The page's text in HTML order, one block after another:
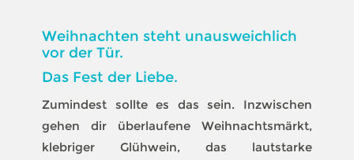
Weihnachten steht unausweichlich
vor der Tür.
Das Fest der Liebe.
Zumindest sollte es das sein. Inzwischen
gehen dir überlaufene Weihnachtsmärkt,
klebriger Glühwein, das lautstarke